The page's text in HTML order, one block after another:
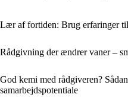
Lær af fortiden: Brug erfaringer
Rådgivning der ændrer vaner –
God kemi med rådgiveren?
samarbejdspotentiale